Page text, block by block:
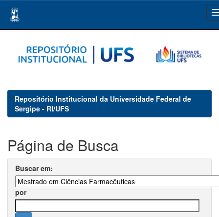
navigation
Repositório Institucional da Universidade Federal de
Sergipe - RI/UFS
Página de Busca
Buscar em:
por